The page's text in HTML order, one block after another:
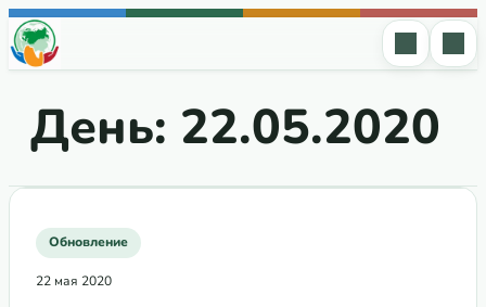
Перейти к содержимому
День: 22.05.2020
Обновление
22 мая 2020